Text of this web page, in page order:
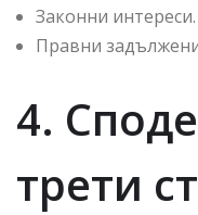
Законни интереси.
Правни
4.
трети